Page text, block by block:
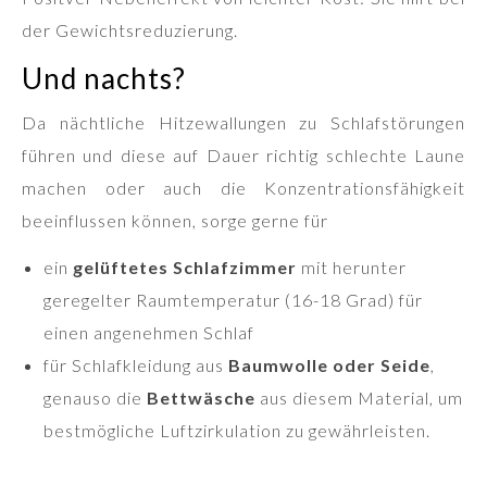
der Gewichtsreduzierung.
Und nachts?
Da nächtliche Hitzewallungen zu Schlafstörungen
führen und diese auf Dauer richtig schlechte Laune
machen oder auch die Konzentrationsfähigkeit
beeinflussen können, sorge gerne für
ein gelüftetes Schlafzimmer mit herunter
geregelter Raumtemperatur (16-18 Grad) für
einen angenehmen Schlaf
für Schlafkleidung aus Baumwolle oder Seide,
genauso die Bettwäsche aus diesem Material, um
bestmögliche Luftzirkulation zu gewährleisten.